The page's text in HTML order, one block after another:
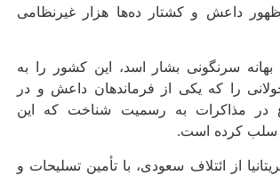
ظهور داعش و کشتار ده‌ها هزار غیرنظامی
سرنگونی بشار اسد، این کشور را به
را که یکی از فرماندهان داعش و در
در مذاکرات به رسمیت شناخت که این
سلب کرده است.
از ائتلاف سعودی، با تأمین تسلیحات و